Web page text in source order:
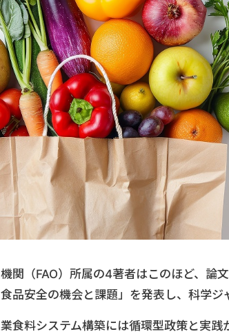
関（FAO）所属の4著者はこのほど、論
品安全の機会と課題」を発表し、科学ジ
食料システム構築には循環型政策と実